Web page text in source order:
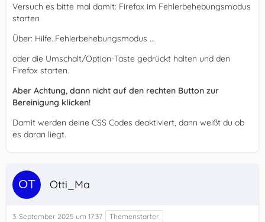
Versuch es bitte mal damit: Firefox im Fehlerbehebungsmodus
starten
Über: Hilfe..Fehlerbehebungsmodus ...
oder die Umschalt/Option-Taste gedrückt halten und den
Firefox starten.
Aber Achtung, dann nicht auf den rechten Button zur
Bereinigung klicken!
Damit werden deine CSS Codes deaktiviert, dann weißt du ob
es daran liegt.
Otti_Ma
3. September 2025 um 17:37